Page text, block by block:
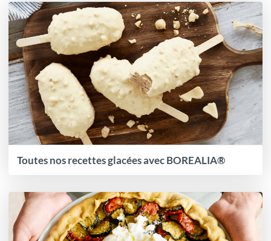
Toutes nos recettes glacées avec BOREALIA®